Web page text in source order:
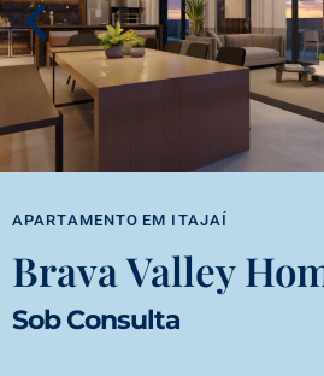
APARTAMENTO EM ITAJAÍ
Brava Valley
Sob Consulta